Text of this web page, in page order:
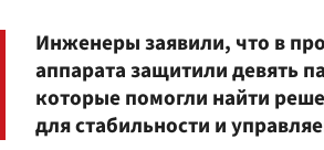
Инженеры заявили, что в
аппарата защитили девять
которые помогли найти
для стабильности и